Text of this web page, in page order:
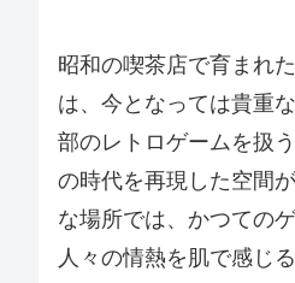
昭和の喫茶店で育まれ
は、今となっては貴重
部のレトロゲームを扱
の時代を再現した空間
な場所では、かつての
人々の情熱を肌で感じ